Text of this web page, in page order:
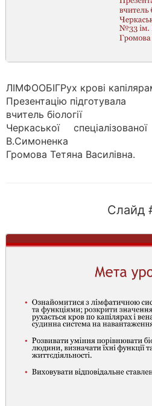
ЛІМФООБІГРух крові
Презентацію підготувала
вчитель біології
Черкаської
В.Симоненка
Громова Тетяна Василівна.
Слайд